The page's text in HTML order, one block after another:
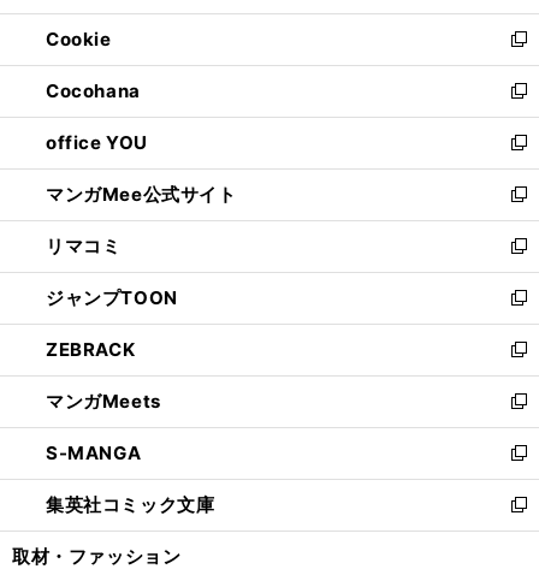
開
く
ウ
で
開
く
ン
ド
ウ
で
開
く
ウ
ィ
ン
ド
ウ
で
開
く
Cookie
新
し
い
ウ
ィ
ン
ド
ウ
で
開
く
Cocohana
新
し
い
ウ
ィ
ン
ド
ウ
で
開
く
office YOU
新
し
い
ウ
ィ
ン
ド
ウ
で
開
く
マンガMee公式サイト
新
し
い
ウ
ィ
ン
ド
ウ
で
開
く
リマコミ
新
し
い
ウ
ィ
ン
ド
ウ
で
開
く
ジャンプTOON
新
し
い
ウ
ィ
ン
ド
ウ
で
開
ZEBRACK
新
し
い
ウ
ィ
ン
ド
ウ
マンガMeets
新
し
い
ウ
ィ
ン
S-MANGA
新
し
い
ウ
集英社コミック文庫
新
し
取材・ファッション